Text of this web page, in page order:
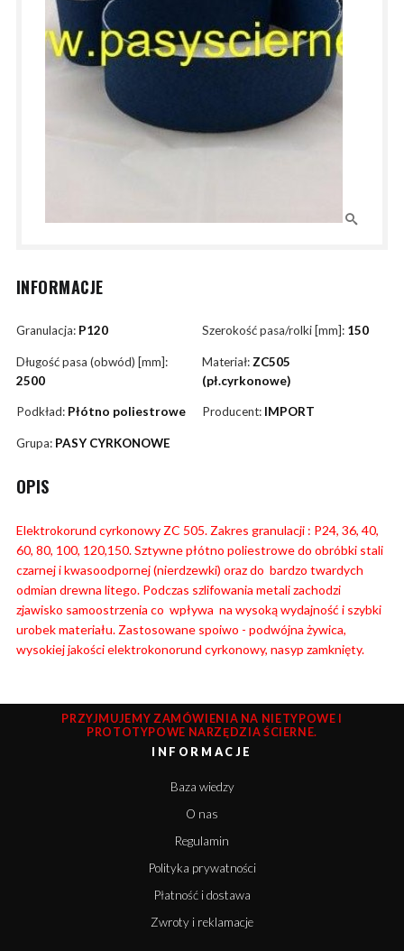
INFORMACJE
Granulacja: P120 Szerokość pasa/rolki [mm]: 150
Długość pasa (obwód) [mm]:
2500
Materiał: ZC505
(pł.cyrkonowe)
Podkład: Płótno poliestrowe Producent: IMPORT
Grupa: PASY CYRKONOWE
OPIS
Elektrokorund cyrkonowy ZC 505. Zakres granulacji : P24, 36, 40,
60, 80, 100, 120,150. Sztywne płótno poliestrowe do obróbki stali
czarnej i kwasoodpornej (nierdzewki) oraz do bardzo twardych
odmian drewna litego. Podczas szlifowania metali zachodzi
zjawisko samoostrzenia co wpływa na wysoką wydajność i szybki
urobek materiału.Zastosowane spoiwo - podwójna żywica,
wysokiej jakości elektrokonorund cyrkonowy, nasyp zamknięty.
PRZYJMUJEMY ZAMÓWIENIA NA NIETYPOWE I
PROTOTYPOWE NARZĘDZIA ŚCIERNE.
INFORMACJE
Baza wiedzy
O nas
Regulamin
Polityka prywatności
Płatność i dostawa
Zwroty i reklamacje